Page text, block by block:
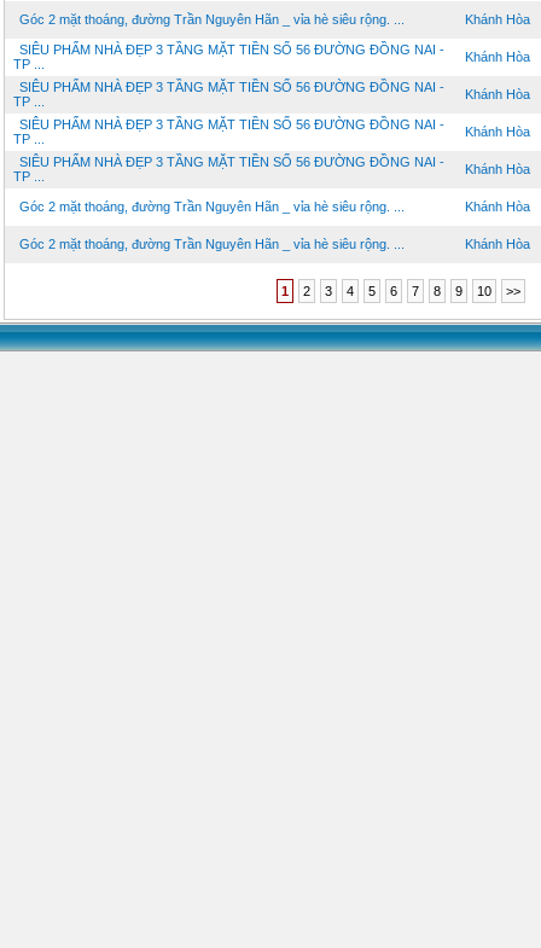
Góc 2 mặt thoáng, đường Trần Nguyên Hãn _ vỉa hè siêu rộng. ... Khánh Hòa
SIÊU PHẨM NHÀ ĐẸP 3 TẦNG MẶT TIỀN SỐ 56 ĐƯỜNG ĐỒNG NAI -
TP ...
Khánh Hòa
SIÊU PHẨM NHÀ ĐẸP 3 TẦNG MẶT TIỀN SỐ 56 ĐƯỜNG ĐỒNG NAI -
TP ...
Khánh Hòa
SIÊU PHẨM NHÀ ĐẸP 3 TẦNG MẶT TIỀN SỐ 56 ĐƯỜNG ĐỒNG NAI -
TP ...
Khánh Hòa
SIÊU PHẨM NHÀ ĐẸP 3 TẦNG MẶT TIỀN SỐ 56 ĐƯỜNG ĐỒNG NAI -
TP ...
Khánh Hòa
Góc 2 mặt thoáng, đường Trần Nguyên Hãn _ vỉa hè siêu rộng. ... Khánh Hòa
Góc 2 mặt thoáng, đường Trần Nguyên Hãn _ vỉa hè siêu rộng. ... Khánh Hòa
1 2 3 4 5 6 7 8 9 10 >>